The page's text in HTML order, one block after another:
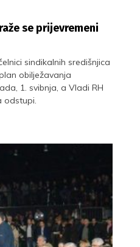
se prijevremeni
sindikalnih središnjica
obilježavanja
1. svibnja, a Vladi RH
odstupi.